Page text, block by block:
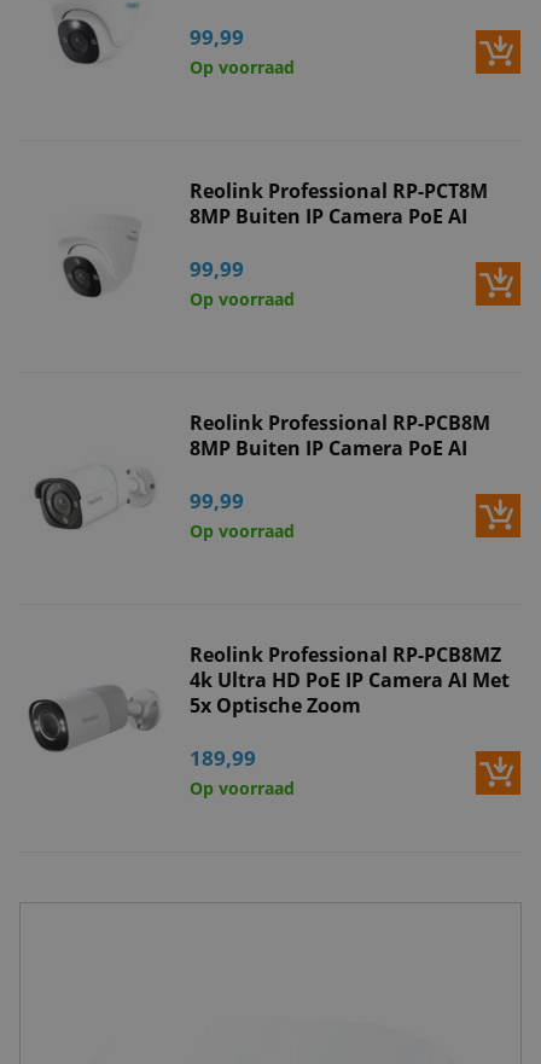
99,99
Op voorraad
Reolink Professional RP-PCT8M
8MP Buiten IP Camera PoE AI
99,99
Op voorraad
Reolink Professional RP-PCB8M
8MP Buiten IP Camera PoE AI
99,99
Op voorraad
Reolink Professional RP-PCB8MZ
4k Ultra HD PoE IP Camera AI Met
5x Optische Zoom
189,99
Op voorraad